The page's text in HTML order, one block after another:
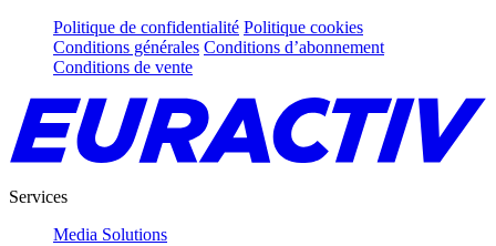
Politique de confidentialité Politique cookies
Conditions générales Conditions d’abonnement
Conditions de vente
Services
Media Solutions